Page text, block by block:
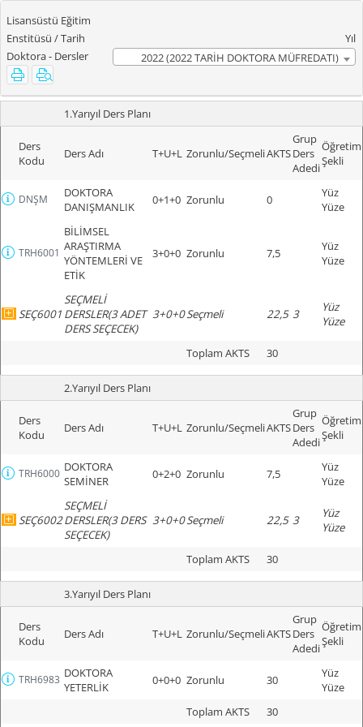
Lisansüstü Eğitim
Enstitüsü / Tarih
Doktora - Dersler
Yıl
2022 (2022 TARİH DOKTORA MÜFREDATI)
1.Yarıyıl Ders Planı
Ders
Kodu
Ders Adı T+U+L Zorunlu/SeçmeliAKTS
Grup
Ders
Adedi
Öğretim
Şekli
DNŞM
DOKTORA
DANIŞMANLIK
0+1+0 Zorunlu 0
Yüz
Yüze
TRH6001
BİLİMSEL
ARAŞTIRMA
YÖNTEMLERİ VE
ETİK
3+0+0 Zorunlu 7,5
Yüz
Yüze
SEÇ6001
SEÇMELİ
DERSLER(3 ADET
DERS SEÇECEK)
3+0+0Seçmeli 22,5 3
Yüz
Yüze
Toplam AKTS 30
2.Yarıyıl Ders Planı
Ders
Kodu
Ders Adı T+U+L Zorunlu/SeçmeliAKTS
Grup
Ders
Adedi
Öğretim
Şekli
TRH6000 DOKTORA
SEMİNER
0+2+0 Zorunlu 7,5
Yüz
Yüze
SEÇ6002
SEÇMELİ
DERSLER(3 DERS
SEÇECEK)
3+0+0Seçmeli 22,5 3
Yüz
Yüze
Toplam AKTS 30
3.Yarıyıl Ders Planı
Ders
Kodu
Ders Adı T+U+L Zorunlu/SeçmeliAKTS
Grup
Ders
Adedi
Öğretim
Şekli
TRH6983 DOKTORA
YETERLİK
0+0+0 Zorunlu 30
Yüz
Yüze
Toplam AKTS
30